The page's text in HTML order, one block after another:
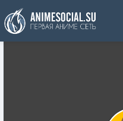
Funding